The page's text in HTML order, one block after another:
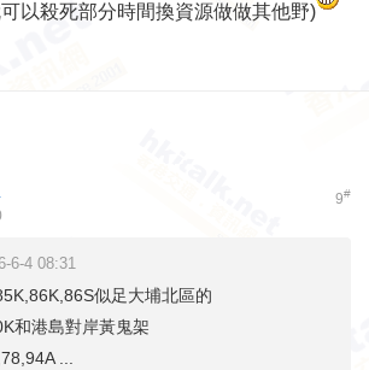
以殺死部分時間換資源做做其他野)
9#
6-4 08:31
似足大埔北區的
和港島對岸黃鬼架
...